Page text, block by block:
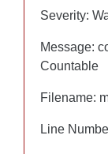
Severity:
Message:
Countable
Filename:
Line
Severity:
Message:
Countable
Filename:
Line